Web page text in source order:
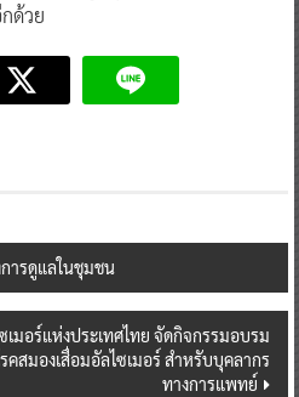
กด้วย
ารดูแลในชุมชน
มอร์แห่งประเทศไทย จัดกิจกรรมอบรม
สมองเสื่อมอัลไซเมอร์ สำหรับบุคลากร
ทางการแพทย์